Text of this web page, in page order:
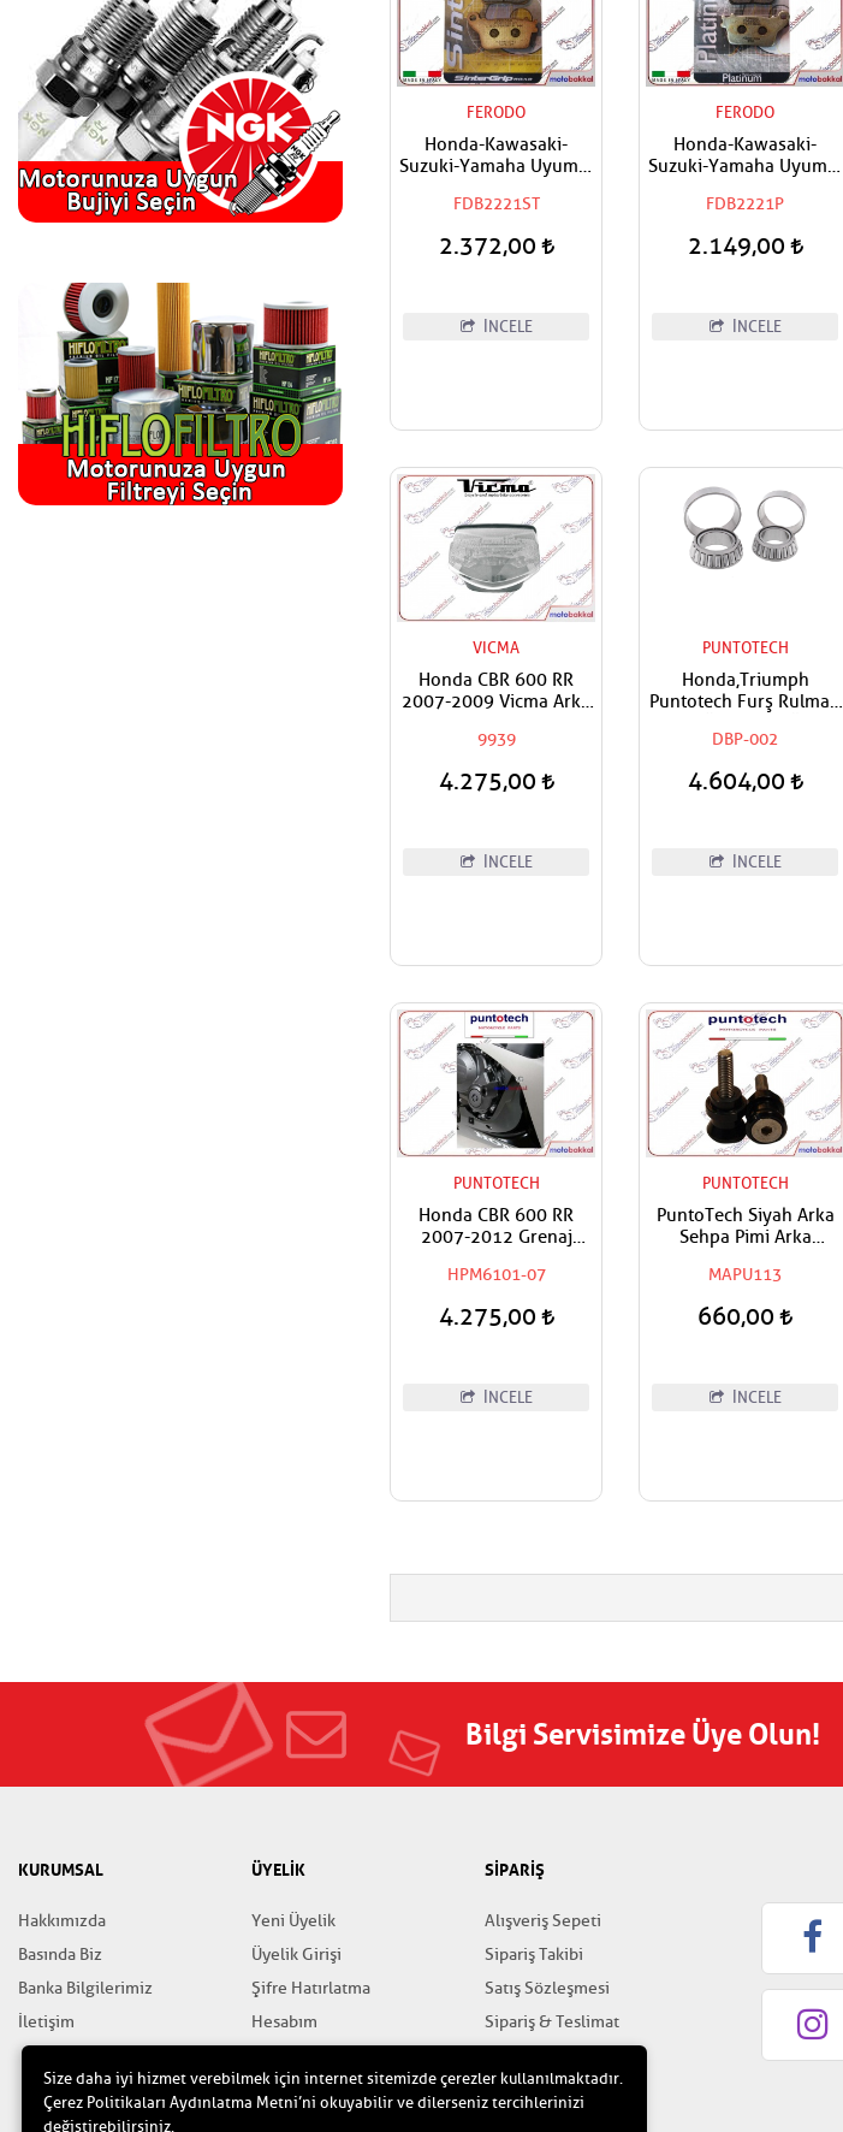
FERODO
Honda-Kawasaki-
Suzuki-Yamaha Uyumlu
Fren Balatası
FDB2221ST
2.372,00
İNCELE
FERODO
Honda-Kawasaki-
Suzuki-Yamaha Uyumlu
Fren Balatası
FDB2221P
2.149,00
İNCELE
VICMA
Honda CBR 600 RR
2007-2009 Vicma Arka
9939
4.275,00
İNCELE
PUNTOTECH
Honda,Triumph
Puntotech Furş Rulman
Mesnet Maşa Bilyası
DBP-002
4.604,00
İNCELE
PUNTOTECH
Honda CBR 600 RR
2007-2012 Grenaj
HPM6101-07
4.275,00
İNCELE
PUNTOTECH
PuntoTech Siyah Arka
Sehpa Pimi Arka
Swingarm Spools
Sliders M8
MAPU113
660,00
İNCELE
Bilgi Servisimize Üye Olun!
KURUMSAL
Hakkımızda
Basında Biz
Banka Bilgilerimiz
İletişim
ÜYELİK
Yeni Üyelik
Üyelik Girişi
Şifre Hatırlatma
Hesabım
SİPARİŞ
Alışveriş Sepeti
Sipariş Takibi
Satış Sözleşmesi
Sipariş & Teslimat
Yardım
Size daha iyi hizmet verebilmek için internet sitemizde çerezler kullanılmaktadır.
Çerez Politikaları Aydınlatma Metni’ni okuyabilir ve dilerseniz tercihlerinizi
değiştirebilirsiniz.